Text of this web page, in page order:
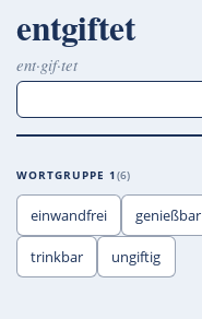
entgiftet
ent·gif·tet
WORTGRUPPE 1 6
einwandfrei genießbar
trinkbar ungiftig